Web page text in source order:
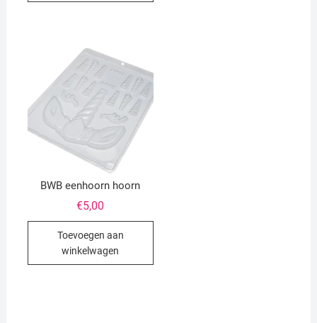
BWB eenhoorn hoorn
€5,00
Toevoegen aan
winkelwagen